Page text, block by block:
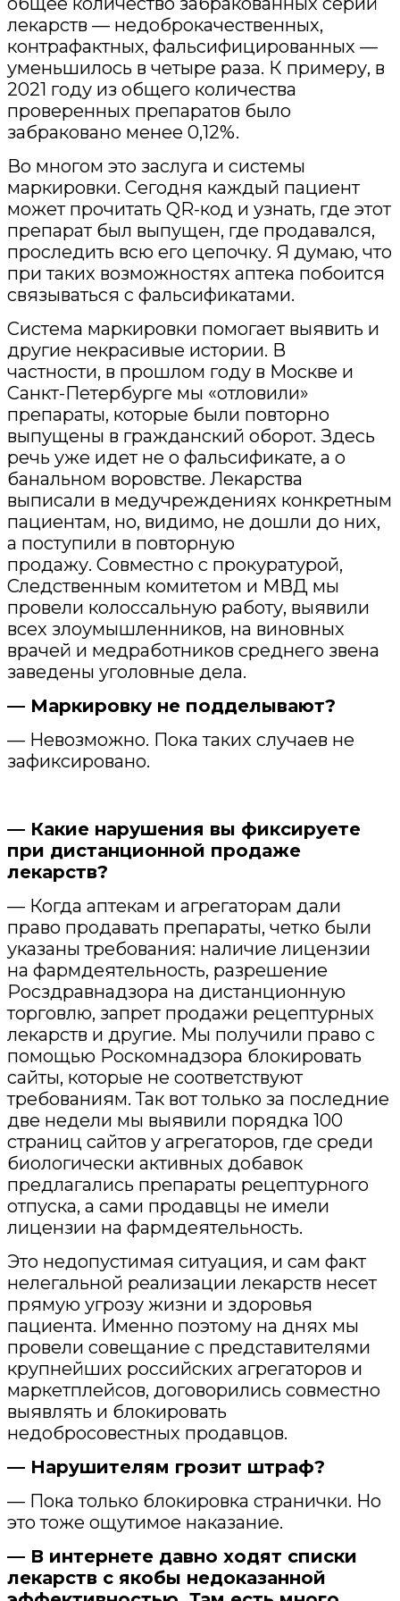
лекарств — недоброкачественных,
контрафактных, фальсифицированных —
уменьшилось в четыре раза. К примеру, в
2021 году из общего количества
проверенных препаратов было
забраковано менее 0,12%.
Во многом это заслуга и системы
маркировки. Сегодня каждый пациент
может прочитать QR-код и узнать, где этот
препарат был выпущен, где продавался,
проследить всю его цепочку. Я думаю, что
при таких возможностях аптека побоится
связываться с фальсификатами.
Система маркировки помогает выявить и
другие некрасивые истории. В
частности, в прошлом году в Москве и
Санкт-Петербурге мы «отловили»
препараты, которые были повторно
выпущены в гражданский оборот. Здесь
речь уже идет не о фальсификате, а о
банальном воровстве. Лекарства
выписали в медучреждениях конкретным
пациентам, но, видимо, не дошли до них,
а поступили в повторную
продажу. Совместно с прокуратурой,
Следственным комитетом и МВД мы
провели колоссальную работу, выявили
всех злоумышленников, на виновных
врачей и медработников среднего звена
заведены уголовные дела.
— Маркировку не подделывают?
— Невозможно. Пока таких случаев не
зафиксировано.
— Какие нарушения вы фиксируете
при дистанционной продаже
лекарств?
— Когда аптекам и агрегаторам дали
право продавать препараты, четко были
указаны требования: наличие лицензии
на фармдеятельность, разрешение
Росздравнадзора на дистанционную
торговлю, запрет продажи рецептурных
лекарств и другие. Мы получили право с
помощью Роскомнадзора блокировать
сайты, которые не соответствуют
требованиям. Так вот только за последние
две недели мы выявили порядка 100
страниц сайтов у агрегаторов, где среди
биологически активных добавок
предлагались препараты рецептурного
отпуска, а сами продавцы не имели
лицензии на фармдеятельность.
Это недопустимая ситуация, и сам факт
нелегальной реализации лекарств несет
прямую угрозу жизни и здоровья
пациента. Именно поэтому на днях мы
провели совещание с представителями
крупнейших российских агрегаторов и
маркетплейсов, договорились совместно
выявлять и блокировать
недобросовестных продавцов.
— Нарушителям грозит штраф?
— Пока только блокировка странички. Но
это тоже ощутимое наказание.
— В интернете давно ходят списки
лекарств с якобы недоказанной